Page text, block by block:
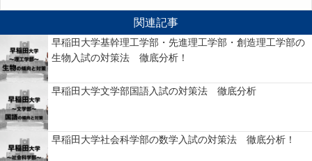
関連記事
早稲田大学基幹理工学部・先進理工学部・創造理工学部の
生物入試の対策法 徹底分析！
早稲田大学文学部国語入試の対策法 徹底分析
早稲田大学社会科学部の数学入試の対策法 徹底分析！